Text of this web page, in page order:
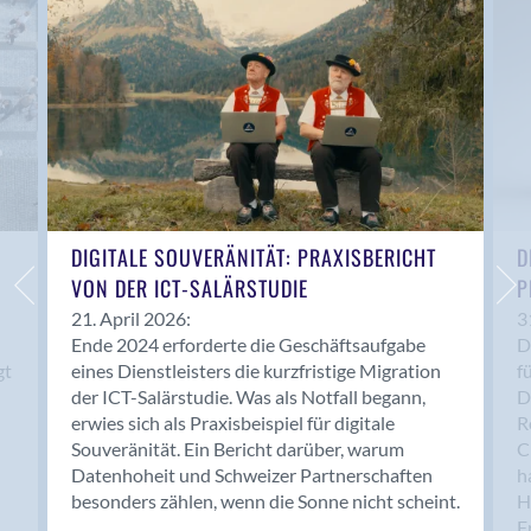
Anwil
Appenzell
Au SG
Baar
Baden
Balsthal
Balzers
Basel
Bassersdorf
Belp
Bendern
Benken (SG)
Bergdietikon
Berlin
Bern
Bern - Liebefeld
DIGITALE SOUVERÄNITÄT: PRAXISBERICHT
VON DER ICT-SALÄRSTUDIE
21. April 2026:
Ende 2024 erforderte die Geschäftsaufgabe
eines Dienstleisters die kurzfristige Migration
der ICT-Salärstudie. Was als Notfall begann,
erwies sich als Praxisbeispiel für digitale
Souveränität. Ein Bericht darüber, warum
Datenhoheit und Schweizer Partnerschaften
besonders zählen, wenn die Sonne nicht scheint.